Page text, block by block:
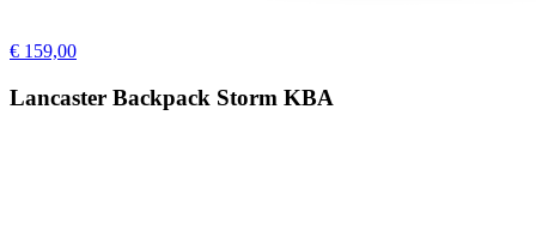
€ 159,00
Lancaster Backpack Storm KBA